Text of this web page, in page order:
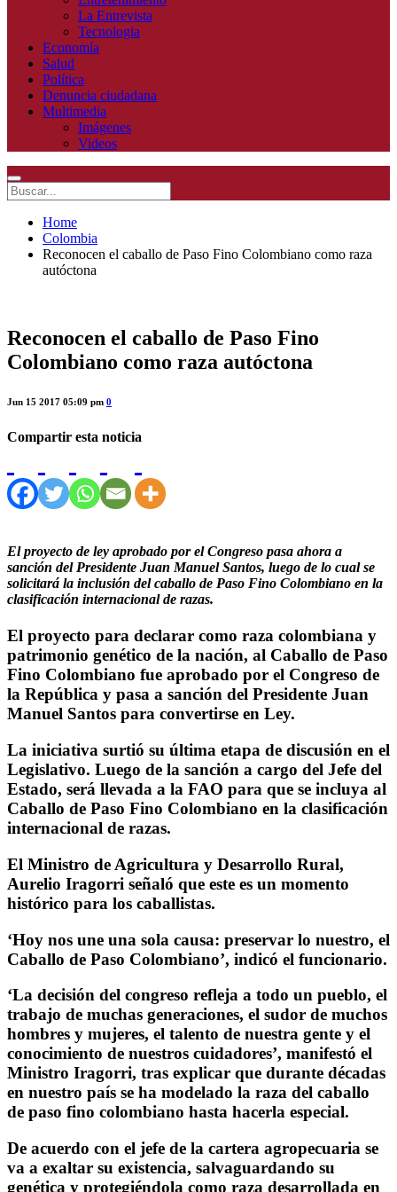
La Entrevista
Tecnologia
Economía
Salud
Política
Denuncia ciudadana
Multimedia
Imágenes
Videos
Home
Colombia
Reconocen el caballo de Paso Fino Colombiano como raza
autóctona
Reconocen el caballo de Paso Fino
Colombiano como raza autóctona
Jun 15 2017 05:09 pm 0
Compartir esta noticia
El proyecto de ley aprobado por el Congreso pasa ahora a
sanción del Presidente Juan Manuel Santos, luego de lo cual se
solicitará la inclusión del caballo de Paso Fino Colombiano en la
clasificación internacional de razas.
El proyecto para declarar como raza colombiana y
patrimonio genético de la nación, al Caballo de Paso
Fino Colombiano fue aprobado por el Congreso de
la República y pasa a sanción del Presidente Juan
Manuel Santos para convertirse en Ley.
La iniciativa surtió su última etapa de discusión en el
Legislativo. Luego de la sanción a cargo del Jefe del
Estado, será llevada a la FAO para que se incluya al
Caballo de Paso Fino Colombiano en la clasificación
internacional de razas.
El Ministro de Agricultura y Desarrollo Rural,
Aurelio Iragorri señaló que este es un momento
histórico para los caballistas.
‘Hoy nos une una sola causa: preservar lo nuestro, el
Caballo de Paso Colombiano’, indicó el funcionario.
‘La decisión del congreso refleja a todo un pueblo, el
trabajo de muchas generaciones, el sudor de muchos
hombres y mujeres, el talento de nuestra gente y el
conocimiento de nuestros cuidadores’, manifestó el
Ministro Iragorri, tras explicar que durante décadas
en nuestro país se ha modelado la raza del caballo
de paso fino colombiano hasta hacerla especial.
De acuerdo con el jefe de la cartera agropecuaria se
va a exaltar su existencia, salvaguardando su
genética y protegiéndola como raza desarrollada en